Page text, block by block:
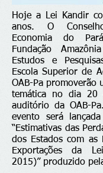
Hoje a Lei Kandir
anos. O
Economia do
Fundação
Estudos e
Escola Superior de
OAB-Pa promoverão
temática no dia 20
auditório da OAB-
evento será
“Estimativas das
dos Estados com as
Exportações da
2015)” produzido